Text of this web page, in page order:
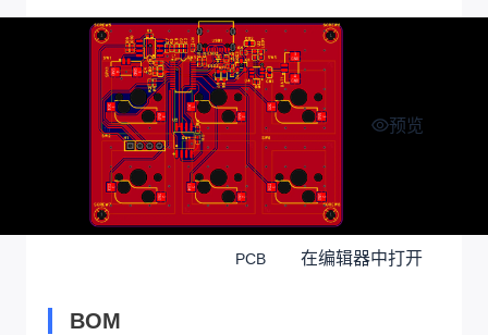
预览
PCB 在编辑器中打开
BOM